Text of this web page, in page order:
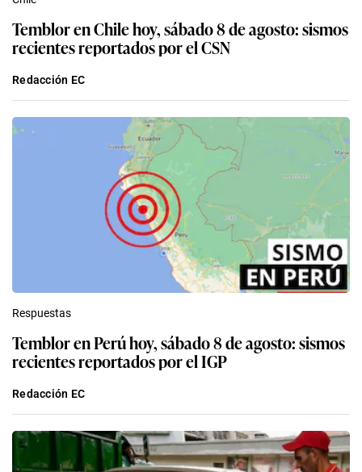
Temblor en Chile hoy, sábado 8 de agosto: sismos
recientes reportados por el CSN
Redacción EC
Respuestas
Temblor en Perú hoy, sábado 8 de agosto: sismos
recientes reportados por el IGP
Redacción EC